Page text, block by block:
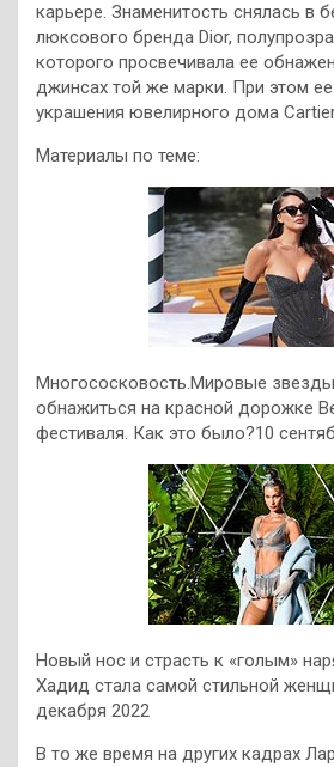
карьере. Знаменитость снялась в
люксового бренда Dior,
которого просвечивала ее
джинсах той же марки. При этом
украшения ювелирного дома
Материалы по теме:
Многососковость.Мировые
обнажиться на красной дорожке
фестиваля. Как это было?10
Новый нос и страсть к «голым»
Хадид стала самой стильной
декабря 2022
В то же время на других кадрах